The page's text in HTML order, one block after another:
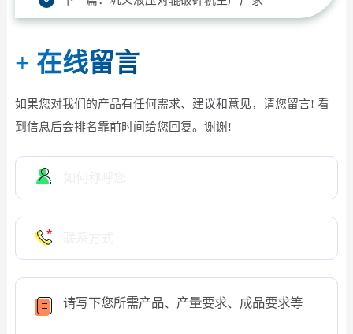
+ 在线留言
如果您对我们的产品有任何需求、建议和意见，请您留言! 看
到信息后会排名靠前时间给您回复。谢谢!